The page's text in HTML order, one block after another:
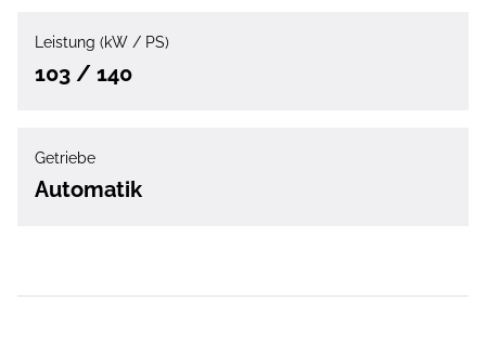
Leistung (kW / PS)
103 / 140
Getriebe
Automatik